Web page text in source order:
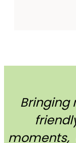
Bringing
moments,